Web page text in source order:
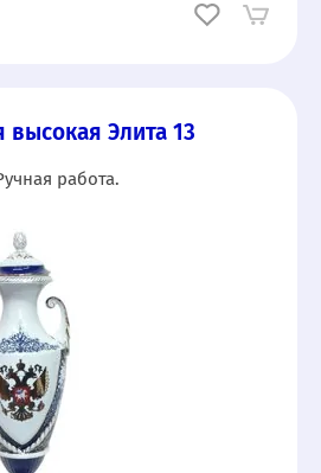
высокая Элита 13
работа.